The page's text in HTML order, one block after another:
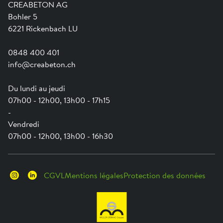
CREABETON AG
Bohler 5
6221 Rickenbach LU
0848 400 401
info@creabeton.ch
Du lundi au jeudi
07h00 - 12h00, 13h00 - 17h15
-
Vendredi
07h00 - 12h00, 13h00 - 16h30
Guide pratique pour la mise en oeuvre
Newsletter
Swissness
Ville-éponge
CGVLMentions légalesProtection des données